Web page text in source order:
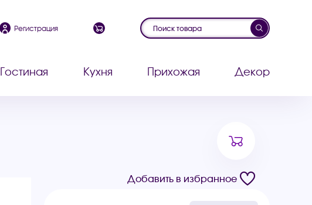
Регистрация
Гостиная Кухня Прихожая Декор
Добавить в избранное